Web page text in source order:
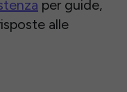
per guide,
alle